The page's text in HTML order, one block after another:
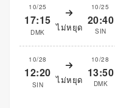
10/25
17:15
DMK ไม่หยุด
10/25
20:40
SIN
10/28
12:20
SIN ไม่หยุด
10/28
13:50
DMK